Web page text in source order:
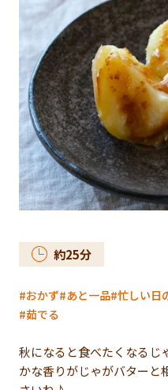
約25分
おかず あと一品 忙しい日
茹でる
秋になると食べたくなるじ
かな香りがじゃがバターと